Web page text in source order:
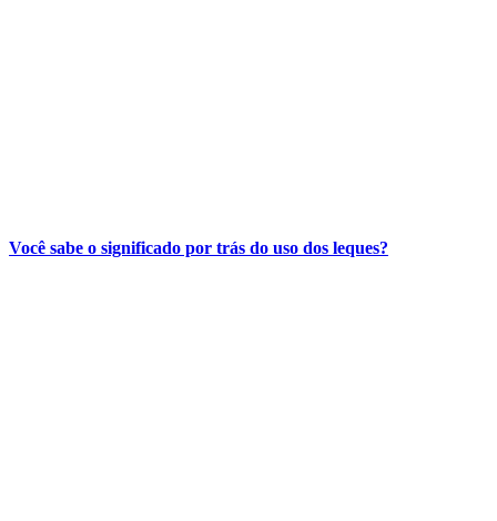
Você sabe o significado por trás do uso dos leques?